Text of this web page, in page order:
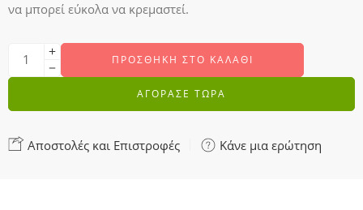
να μπορεί εύκολα να κρεμαστεί.
ΠΡΟΣΘΉΚΗ ΣΤΟ ΚΑΛΆΘΙ
ΑΓΟΡΑΣΕ ΤΩΡΑ
Αποστολές και Επιστροφές Κάνε μια ερώτηση